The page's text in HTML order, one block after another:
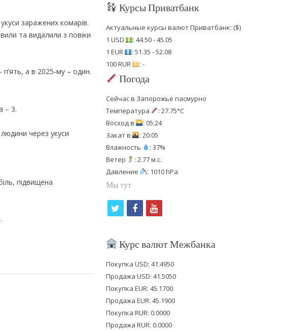
заражених комарів.
та видалили з повіки
п’ять, а в 2025‑му – один.
– 3.
через укуси
підвищена
Курсы Приватбанк
Актуальные курсы валют Приватбанк: ($)
1 USD
: 44.50 - 45.05
1 EUR
: 51.35 - 52.08
100 RUR
: -
Погода
Сейчас в Запорожье пасмурно
Температура
: 27.75°C
Восход в
: 05:24
Закат в
: 20:05
Влажность
: 37%
Ветер
: 2.77 м.с.
Давление
: 1010 hPa
Мы тут
i
t
e
r
f
c
b
o
o
k
y
u
u
b
e
Курс валют Межбанка
Покупка USD: 41.4950
Продажа USD: 41.5050
Покупка EUR: 45.1700
Продажа EUR: 45.1900
Покупка RUR: 0.0000
Продажа RUR: 0.0000